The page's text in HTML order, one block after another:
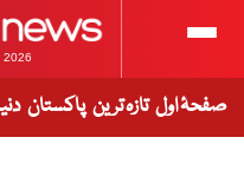
2026
صفحۂ اول تازہ ترین پاکستان